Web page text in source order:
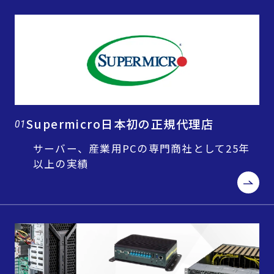
01Supermicro日本初の正規代理店
サーバー、産業用PCの専門商社として25年
以上の実績